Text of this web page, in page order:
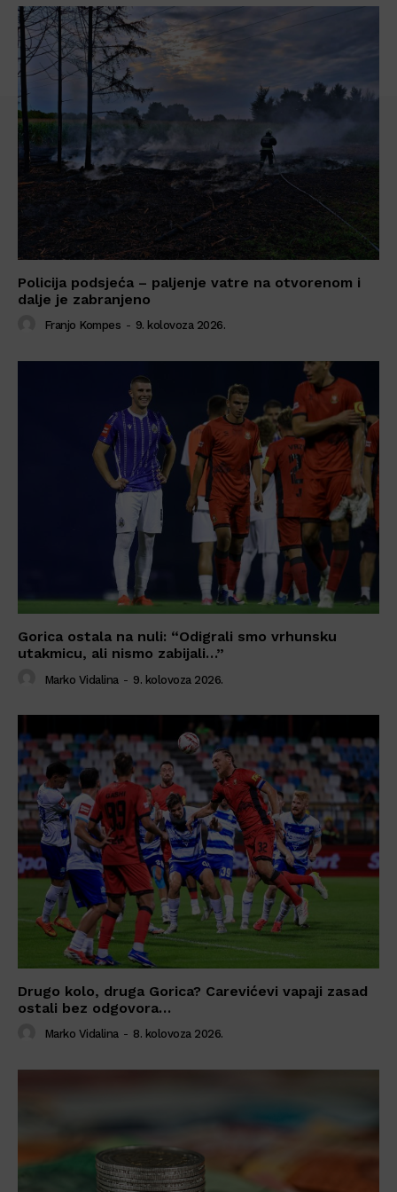
Policija podsjeća – paljenje vatre na otvorenom i
dalje je zabranjeno
Franjo Kompes - 9. kolovoza 2026.
Gorica ostala na nuli: “Odigrali smo vrhunsku
utakmicu, ali nismo zabijali…”
Marko Vidalina - 9. kolovoza 2026.
Drugo kolo, druga Gorica? Carevićevi vapaji zasad
ostali bez odgovora…
Marko Vidalina - 8. kolovoza 2026.